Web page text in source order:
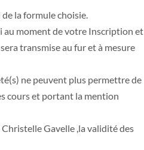
la formule choisie.
au moment de votre Inscription et
transmise au fur et à mesure
ne peuvent plus permettre de
cours et portant la mention
Gavelle ,la validité des